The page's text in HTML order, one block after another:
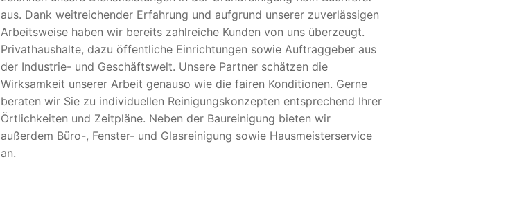
aus. Dank weitreichender Erfahrung und aufgrund unserer zuverlässigen
Arbeitsweise haben wir bereits zahlreiche Kunden von uns überzeugt.
Privathaushalte, dazu öffentliche Einrichtungen sowie Auftraggeber aus
der Industrie- und Geschäftswelt. Unsere Partner schätzen die
Wirksamkeit unserer Arbeit genauso wie die fairen Konditionen. Gerne
beraten wir Sie zu individuellen Reinigungskonzepten entsprechend Ihrer
Örtlichkeiten und Zeitpläne. Neben der Baureinigung bieten wir
außerdem Büro-, Fenster- und Glasreinigung sowie Hausmeisterservice
an.